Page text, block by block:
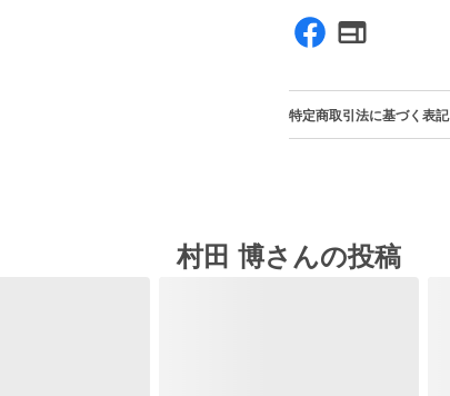
特定商取引法に基づく表記
村田 博さんの投稿